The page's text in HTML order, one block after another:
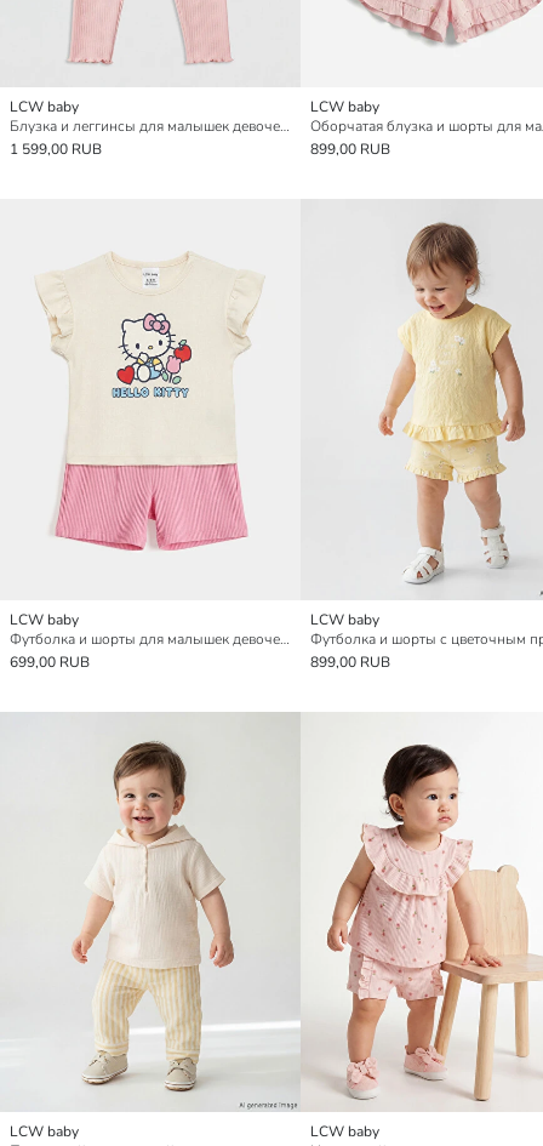
LCW baby
Блузка и леггинсы для малышек девочек с круглым вырезом и бантом
1 599,00 RUB
LCW baby
899,00 RUB
LCW baby
Футболка и шорты для малышек девочек с принтом Hello Kitty
699,00 RUB
LCW baby
899,00 RUB
LCW baby
LCW baby